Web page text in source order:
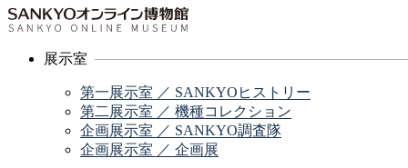
展示室
第一展示室 ／ SANKYOヒストリー
第二展示室 ／ 機種コレクション
企画展示室 ／ SANKYO調査隊
企画展示室 ／ 企画展